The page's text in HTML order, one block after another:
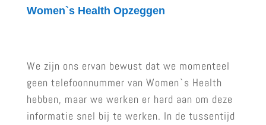
Women`s Health Opzeggen
We zijn ons ervan bewust dat we momenteel
geen telefoonnummer van Women`s Health
hebben, maar we werken er hard aan om deze
informatie snel bij te werken. In de tussentijd